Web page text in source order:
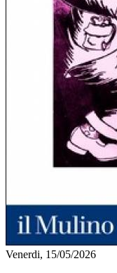
Venerdi, 15/05/2026